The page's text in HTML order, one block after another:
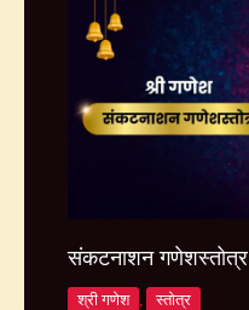
संकटनाशन गणेशस्तोत्र
श्री गणेश स्तोत्र